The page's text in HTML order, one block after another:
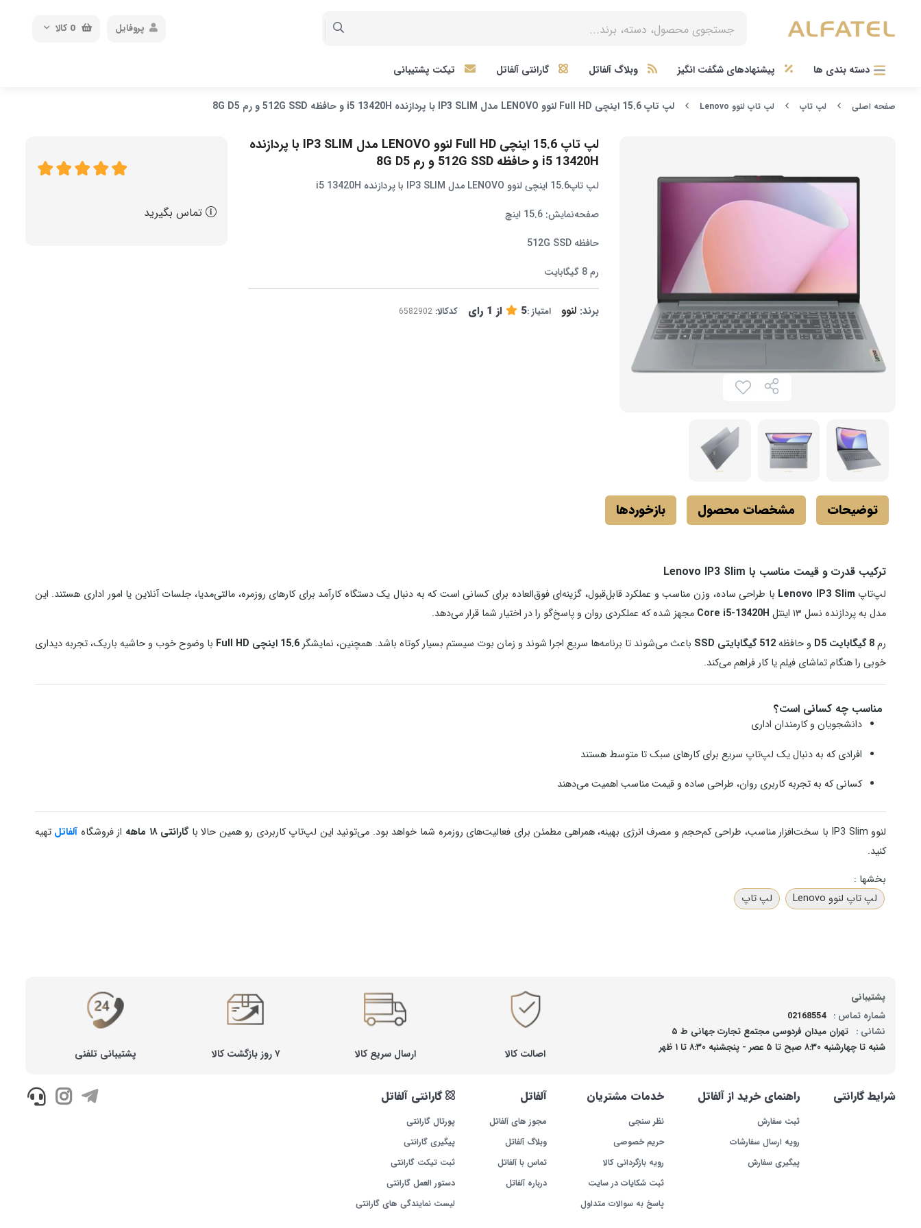
0 کالا پروفایل
دسته بندی ها پیشنهادهای شگفت انگیز وبلاگ آلفاتل گارانتی آلفاتل تیکت پشتیبانی
صفحه اصلی لپ تاپ لپ تاپ لنوو Lenovo لپ تاپ 15.6 اینچی Full HD لنوو LENOVO مدل IP3 SLIM با پردازنده i5 13420H و حافظه 512G SSD و رم 8G D5
لپ تاپ 15.6 اینچی Full HD لنوو LENOVO مدل IP3 SLIM با پردازنده
i5 13420H و حافظه 512G SSD و رم 8G D5
لپ تاپ15.6 اینچی لنوو LENOVO مدل IP3 SLIM با پردازنده i5 13420H
صفحه‌نمایش: 15.6 اینچ
حافظه 512G SSD
رم 8 گیگابایت
برند:لنوو امتیاز :5 از 1 رای کدکالا:
تماس بگیرید
توضیحات مشخصات محصول بازخوردها
ترکیب قدرت و قیمت مناسب با Lenovo IP3 Slim
لپ‌تاپ Lenovo IP3 Slim با طراحی ساده، وزن مناسب و عملکرد قابل‌قبول، گزینه‌ای فوق‌العاده برای کسانی است که به دنبال یک دستگاه کارآمد برای کارهای روزمره، مالتی‌مدیا، جلسات آنلاین یا امور اداری هستند. این
مدل به پردازنده نسل ۱۳ اینتل
Core i5-13420H مجهز شده که عملکردی روان و پاسخ‌گو را در اختیار شما قرار می‌دهد.
رم8 گیگابایت D5 و حافظه512 گیگابایتی SSD باعث می‌شوند تا برنامه‌ها سریع اجرا شوند و زمان بوت سیستم بسیار کوتاه باشد. همچنین، نمایشگر15.6 اینچی Full HD
با وضوح خوب و حاشیه باریک، تجربه دیداری
خوبی را هنگام تماشای فیلم یا کار فراهم می‌کند.
مناسب چه کسانی است؟
دانشجویان و کارمندان اداری
افرادی که به دنبال یک لپ‌تاپ سریع برای کارهای سبک تا متوسط هستند
کسانی که به تجربه کاربری روان، طراحی ساده و قیمت مناسب اهمیت می‌دهند
لنوو IP3 Slim با سخت‌افزار مناسب، طراحی کم‌حجم و مصرف انرژی بهینه، همراهی مطمئن برای فعالیت‌های روزمره شما خواهد بود. می‌تونید این لپ‌تاپ کاربردی رو همین حالا با گارانتی ۱۸ ماهه از فروشگاه آلفاتل تهیه
کنید.
بخشها :
لپ تاپ لنوو Lenovo
لپ تاپ
پشتیبانی
شماره تماس : 02168554
نشانی : تهران میدان فردوسی مجتمع تجارت جهانی ط ۵
شنبه تا چهارشنبه ۸:۳۰ صبح تا ۵ عصر - پنجشنبه ۸:۳۰ تا ۱ ظهر
اصالت کالا ارسال سریع کالا ۷ روز بازگشت کالا پشتیبانی تلفنی
شرایط گارانتی راهنمای خرید از آلفاتل
ثبت سفارش
رویه ارسال سفارشات
پیگیری سفارش
خدمات مشتریان
نظر سنجی
حریم خصوصی
رویه بازگردانی کالا
ثبت شکایات در سایت
پاسخ به سوالات متداول
آلفاتل
مجوز های آلفاتل
وبلاگ آلفاتل
تماس با آلفاتل
درباره آلفاتل
گارانتی آلفاتل
پورتال گارانتی
پیگیری گارانتی
ثبت تیکت گارانتی
دستور العمل گارانتی
لیست نمایندگی های گارانتی